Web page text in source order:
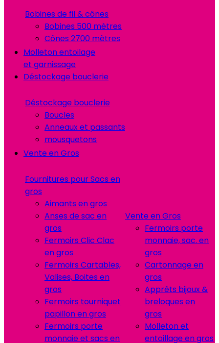
Bobines de fil & cônes
Bobines 500 mètres
Cônes 2700 mètres
Molleton entoilage
et garnissage
Déstockage bouclerie
Déstockage bouclerie
Boucles
Anneaux et passants
mousquetons
Vente en Gros
Fournitures pour Sacs en
gros
Aimants en gros
Anses de sac en
gros
Fermoirs Clic Clac
en gros
Fermoirs Cartables,
Valises, Boites en
gros
Fermoirs tourniquet
papillon en gros
Fermoirs porte
monnaie et sacs en
Vente en Gros
Fermoirs porte
monnaie, sac. en
gros
Cartonnage en
gros
Apprêts bijoux &
breloques en
gros
Molleton et
entoillage en gros